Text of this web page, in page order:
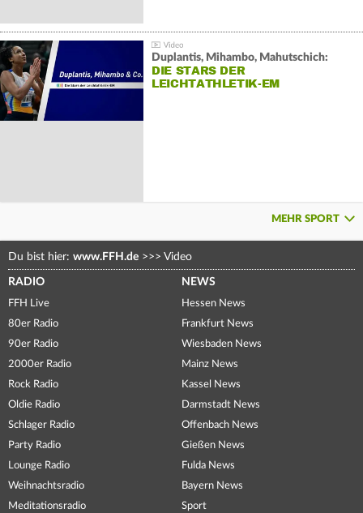
Duplantis, Mihambo, Mahutschich:
DIE STARS DER
LEICHTATHLETIK-EM
MEHR SPORT
Du bist hier: www.FFH.de >>> Video
RADIO
FFH Live
80er Radio
90er Radio
2000er Radio
Rock Radio
Oldie Radio
Schlager Radio
Party Radio
Lounge Radio
Weihnachtsradio
Meditationsradio
NEWS
Hessen News
Frankfurt News
Wiesbaden News
Mainz News
Kassel News
Darmstadt News
Offenbach News
Gießen News
Fulda News
Bayern News
Sport